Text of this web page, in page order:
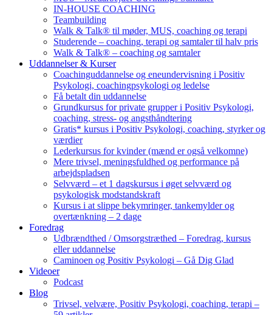
IN-HOUSE COACHING
Teambuilding
Walk & Talk® til møder, MUS, coaching og terapi
Studerende – coaching, terapi og samtaler til halv pris
Walk & Talk® – coaching og samtaler
Uddannelser & Kurser
Coachinguddannelse og eneundervisning i Positiv
Psykologi, coachingpsykologi og ledelse
Få betalt din uddannelse
Grundkursus for private grupper i Positiv Psykologi,
coaching, stress- og angsthåndtering
Gratis* kursus i Positiv Psykologi, coaching, styrker og
værdier
Lederkursus for kvinder (mænd er også velkomne)
Mere trivsel, meningsfuldhed og performance på
arbejdspladsen
Selvværd – et 1 dagskursus i øget selvværd og
psykologisk modstandskraft
Kursus i at slippe bekymringer, tankemylder og
overtænkning – 2 dage
Foredrag
Udbrændthed / Omsorgstræthed – Foredrag, kursus
eller uddannelse
Caminoen og Positiv Psykologi – Gå Dig Glad
Videoer
Podcast
Blog
Trivsel, velvære, Positiv Psykologi, coaching, terapi –